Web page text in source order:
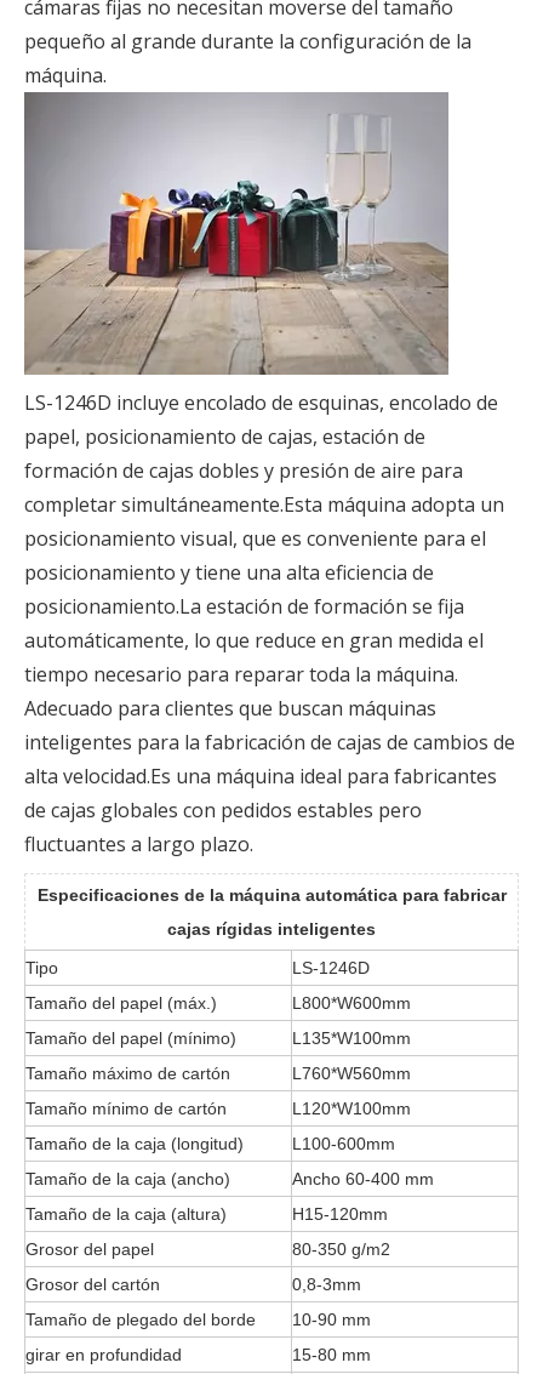
cámaras fijas no necesitan moverse del tamaño
pequeño al grande durante la configuración de la
máquina.
LS-1246D incluye encolado de esquinas, encolado de
papel, posicionamiento de cajas, estación de
formación de cajas dobles y presión de aire para
completar simultáneamente.Esta máquina adopta un
posicionamiento visual, que es conveniente para el
posicionamiento y tiene una alta eficiencia de
posicionamiento.La estación de formación se fija
automáticamente, lo que reduce en gran medida el
tiempo necesario para reparar toda la máquina.
Adecuado para clientes que buscan máquinas
inteligentes para la fabricación de cajas de cambios de
alta velocidad.Es una máquina ideal para fabricantes
de cajas globales con pedidos estables pero
fluctuantes a largo plazo.
Especificaciones de la máquina automática para fabricar
cajas rígidas inteligentes
Tipo
LS-1246D
Tamaño del papel (máx.)
L800*W600mm
Tamaño del papel (mínimo)
L135*W100mm
Tamaño máximo de cartón
L760*W560mm
Tamaño mínimo de cartón
L120*W100mm
Tamaño de la caja (longitud)
L100-600mm
Tamaño de la caja (ancho)
Ancho 60-400 mm
Tamaño de la caja (altura)
H15-120mm
Grosor del papel
80-350 g/m2
Grosor del cartón
0,8-3mm
Tamaño de plegado del borde
10-90 mm
girar en profundidad
15-80 mm